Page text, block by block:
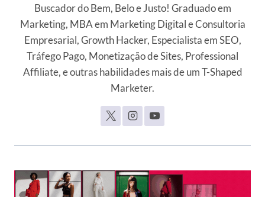
Buscador do Bem, Belo e Justo! Graduado em
Marketing, MBA em Marketing Digital e Consultoria
Empresarial, Growth Hacker, Especialista em SEO,
Tráfego Pago, Monetização de Sites, Professional
Affiliate, e outras habilidades mais de um T-Shaped
Marketer.